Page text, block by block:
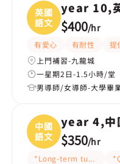
英國
語文
year 10,
$400/hr
有愛心 有耐性 提
上門補習-九龍城
一星期2日-1.5小時/堂
男導師/女導師-大學畢
中國
語文
year 4,中
$350/hr
*Long-term tutoring